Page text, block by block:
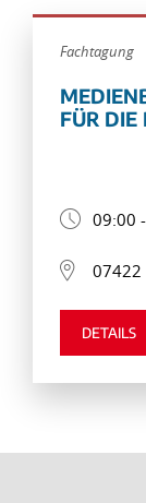
Fachtagung
FÜR DIE
09:00
07422
DETAILS